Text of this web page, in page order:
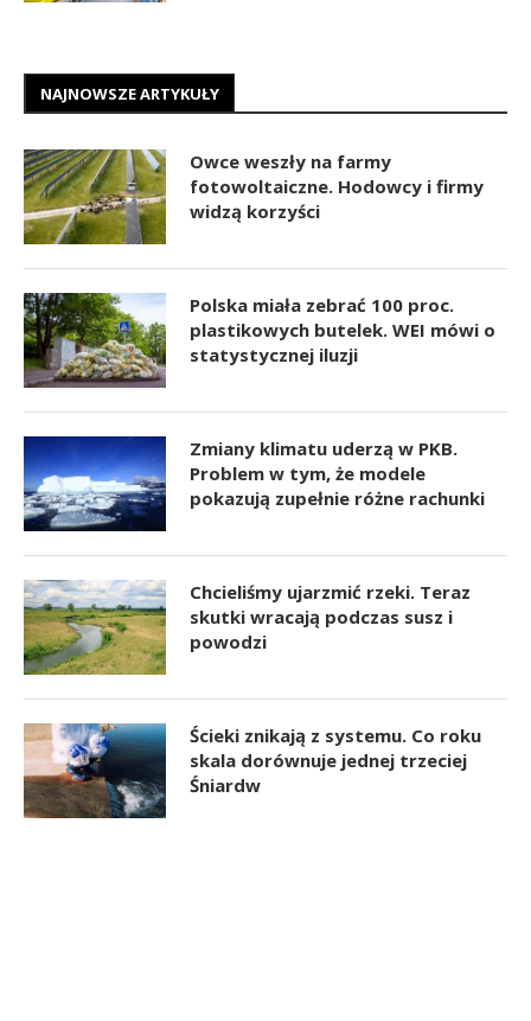
NAJNOWSZE ARTYKUŁY
Owce weszły na farmy
fotowoltaiczne. Hodowcy i firmy
widzą korzyści
Polska miała zebrać 100 proc.
plastikowych butelek. WEI mówi o
statystycznej iluzji
Zmiany klimatu uderzą w PKB.
Problem w tym, że modele
pokazują zupełnie różne rachunki
Chcieliśmy ujarzmić rzeki. Teraz
skutki wracają podczas susz i
powodzi
Ścieki znikają z systemu. Co roku
skala dorównuje jednej trzeciej
Śniardw